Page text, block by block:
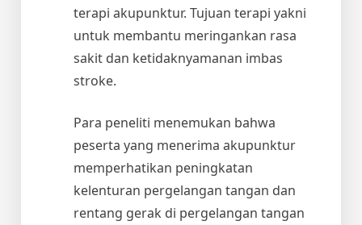
terapi akupunktur. Tujuan terapi yakni
untuk membantu meringankan rasa
sakit dan ketidaknyamanan imbas
stroke.
Para peneliti menemukan bahwa
peserta yang menerima akupunktur
memperhatikan peningkatan
kelenturan pergelangan tangan dan
rentang gerak di pergelangan tangan